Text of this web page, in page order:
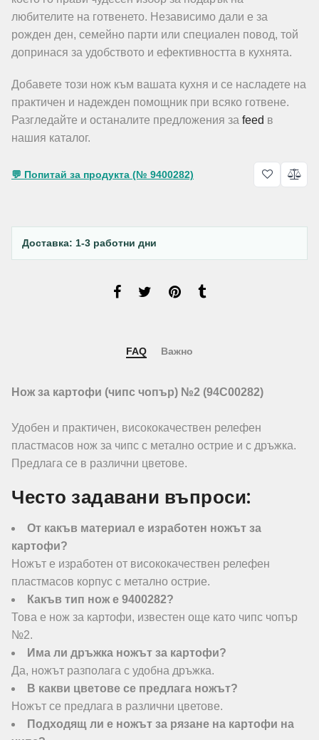
любителите на готвенето. Независимо дали е за
рожден ден, семейно парти или специален повод, той
допринася за удобството и ефективността в кухнята.
Добавете този нож към вашата кухня и се насладете на
практичен и надежден помощник при всяко готвене.
Разгледайте и останалите предложения за feed в
нашия каталог.
💬 Попитай за продукта (№ 9400282)
Доставка: 1-3 работни дни
FAQ Важно
Нож за картофи (чипс чопър) №2 (94C00282)
Удобен и практичен, висококачествен релефен
пластмасов нож за чипс с метално острие и с дръжка.
Предлага се в различни цветове.
Често задавани въпроси:
От какъв материал е изработен ножът за
картофи?
Ножът е изработен от висококачествен релефен
пластмасов корпус с метално острие.
Какъв тип нож е 9400282?
Това е нож за картофи, известен още като чипс чопър
№2.
Има ли дръжка ножът за картофи?
Да, ножът разполага с удобна дръжка.
В какви цветове се предлага ножът?
Ножът се предлага в различни цветове.
Подходящ ли е ножът за рязане на картофи на